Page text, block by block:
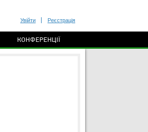
Увійти Реєстрація
КОНФЕРЕНЦІЇ